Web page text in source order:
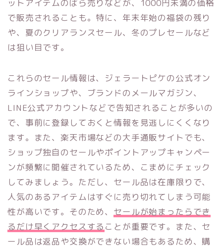
ットアイテムのばら売りなどが、1000円未満の価格
で販売されることも。特に、年末年始の福袋の残り
や、夏のクリアランスセール、冬のプレセールなど
は狙い目です。
これらのセール情報は、ジェラートピケの公式オン
ラインショップや、ブランドのメールマガジン、
LINE公式アカウントなどで告知されることが多いの
で、事前に登録しておくと情報を見逃しにくくなり
ます。また、楽天市場などの大手通販サイトでも、
ショップ独自のセールやポイントアップキャンペー
ンが頻繁に開催されているため、こまめにチェック
してみましょう。ただし、セール品は在庫限りで、
人気のあるアイテムはすぐに売り切れてしまう可能
性が高いです。そのため、 セールが始まったらでき
るだけ早くアクセスする ことが重要です。また、セ
ール品は返品や交換ができない場合もあるため、購